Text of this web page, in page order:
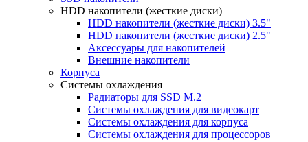
HDD накопители (жесткие диски)
HDD накопители (жесткие диски) 3.5"
HDD накопители (жесткие диски) 2.5"
Аксессуары для накопителей
Внешние накопители
Корпуса
Системы охлаждения
Радиаторы для SSD M.2
Системы охлаждения для видеокарт
Системы охлаждения для корпуса
Системы охлаждения для процессоров